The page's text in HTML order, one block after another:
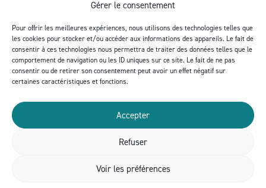
Gérer le consentement
Pour offrir les meilleures expériences, nous utilisons des technologies telles que
les cookies pour stocker et/ou accéder aux informations des appareils. Le fait de
consentir à ces technologies nous permettra de traiter des données telles que le
comportement de navigation ou les ID uniques sur ce site. Le fait de ne pas
consentir ou de retirer son consentement peut avoir un effet négatif sur
certaines caractéristiques et fonctions.
Accepter
Refuser
Voir les préférences
Sécurité
Gestion de parcs informatiques
Liens utiles
Accueil
Qui sommes-nous ?
Nous contacter